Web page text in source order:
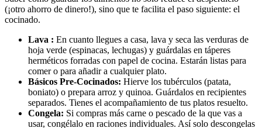
(¡otro ahorro de dinero!), sino que te facilita el paso siguiente: el
cocinado.
Lava : En cuanto llegues a casa, lava y seca las verduras de
hoja verde (espinacas, lechugas) y guárdalas en táperes
herméticos forradas con papel de cocina. Estarán listas para
comer o para añadir a cualquier plato.
Básicos Pre-Cocinados: Hierve los tubérculos (patata,
boniato) o prepara arroz y quinoa. Guárdalos en recipientes
separados. Tienes el acompañamiento de tus platos resuelto.
Congela: Si compras más carne o pescado de la que vas a
usar, congélalo en raciones individuales. Así solo descongelas